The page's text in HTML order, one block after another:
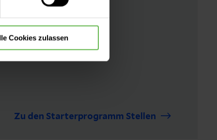
Cookies zulassen
Zu den Starterprogramm Stellen